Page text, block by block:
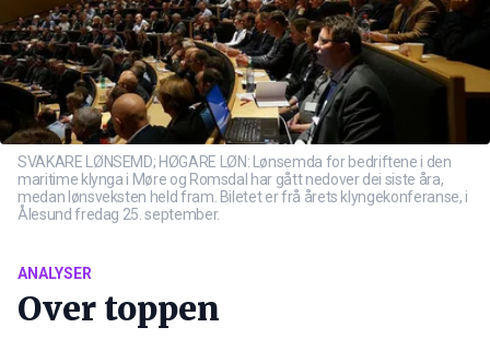
SVAKARE LØNSEMD; HØGARE LØN: Lønsemda for bedriftene i den
maritime klynga i Møre og Romsdal har gått nedover dei siste åra,
medan lønsveksten held fram. Biletet er frå årets klyngekonferanse, i
Ålesund fredag 25. september.
ANALYSER
Over toppen